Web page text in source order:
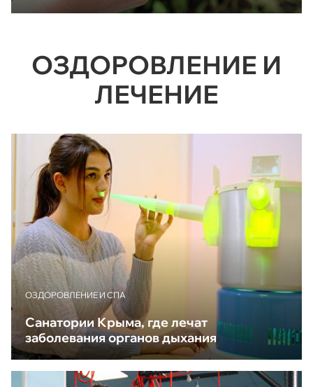
ОЗДОРОВЛЕНИЕ И
ЛЕЧЕНИЕ
ОЗДОРОВЛЕНИЕ И СПА
Санатории Крыма, где лечат
заболевания органов дыхания